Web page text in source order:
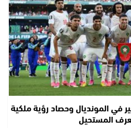
في المونديال وحصاد رؤية ملكية
المستحيل